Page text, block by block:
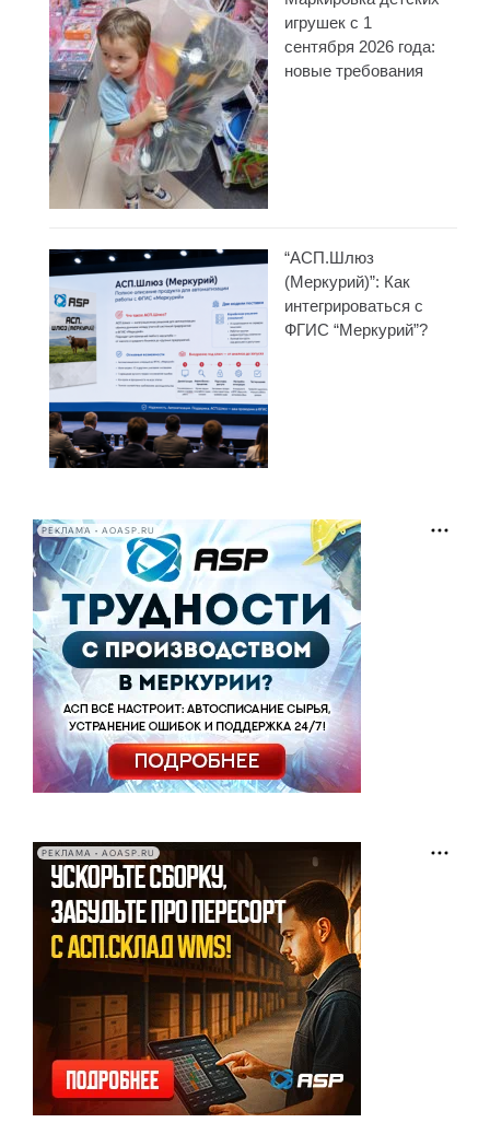
игрушек с 1
сентября 2026 года:
новые требования
“АСП.Шлюз
(Меркурий)”: Как
интегрироваться с
ФГИС “Меркурий”?
РЕКЛАМА • AOASP.RU
РЕКЛАМА • AOASP.RU